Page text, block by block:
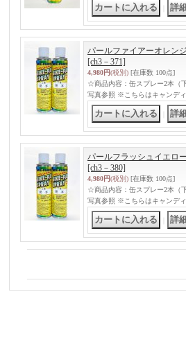
パールファイアーオレン
[ch3－371]
4,980円(税別) [在庫数 100点]
☆商品内容：缶スプレー2本（
写真参照 ※こちらはキャンデ
パールフラッシュイエロ
[ch3－380]
4,980円(税別) [在庫数 100点]
☆商品内容：缶スプレー2本（
写真参照 ※こちらはキャンデ